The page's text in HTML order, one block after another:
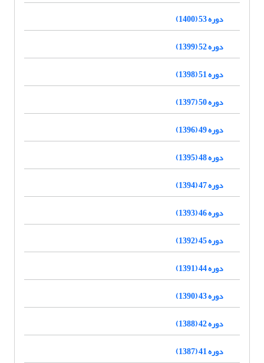
دوره 53 (1400)
دوره 52 (1399)
دوره 51 (1398)
دوره 50 (1397)
دوره 49 (1396)
دوره 48 (1395)
دوره 47 (1394)
دوره 46 (1393)
دوره 45 (1392)
دوره 44 (1391)
دوره 43 (1390)
دوره 42 (1388)
دوره 41 (1387)